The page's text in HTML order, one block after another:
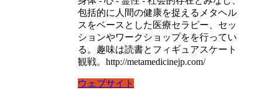
包括的に人間の健康を捉えるメタヘル
スをベースとした医療セラピー、セッ
ションやワークショップをを行ってい
る。趣味は読書とフィギュアスケート
観戦。http://metamedicinejp.com/
ウェブサイト